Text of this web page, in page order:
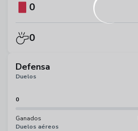
0
0
Defensa
Duelos
0
Ganados
Duelos aéreos